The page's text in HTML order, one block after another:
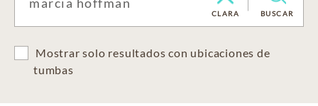
CLARA BUSCAR
Mostrar solo resultados con ubicaciones de
tumbas